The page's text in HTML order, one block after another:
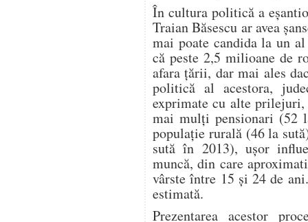
În cultura politică a
Traian Băsescu ar avea
mai poate candida la un
că peste 2,5 milioane de
afara țării, dar mai ales
politică al acestora,
exprimate cu alte
mai mulți pensionari (52
populație rurală (46 la
sută în 2013), ușor
muncă, din care
vârste între 15 și 24 de
estimată.
Prezentarea acestor